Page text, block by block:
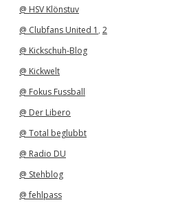
@ HSV Klönstuv
@ Clubfans United 1 , 2
@ Kickschuh-Blog
@ Kickwelt
@ Fokus Fussball
@ Der Libero
@ Total beglubbt
@ Radio DU
@ Stehblog
@ fehlpass